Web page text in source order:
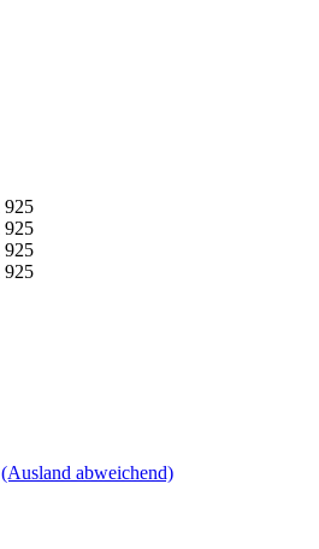
(Ausland abweichend)